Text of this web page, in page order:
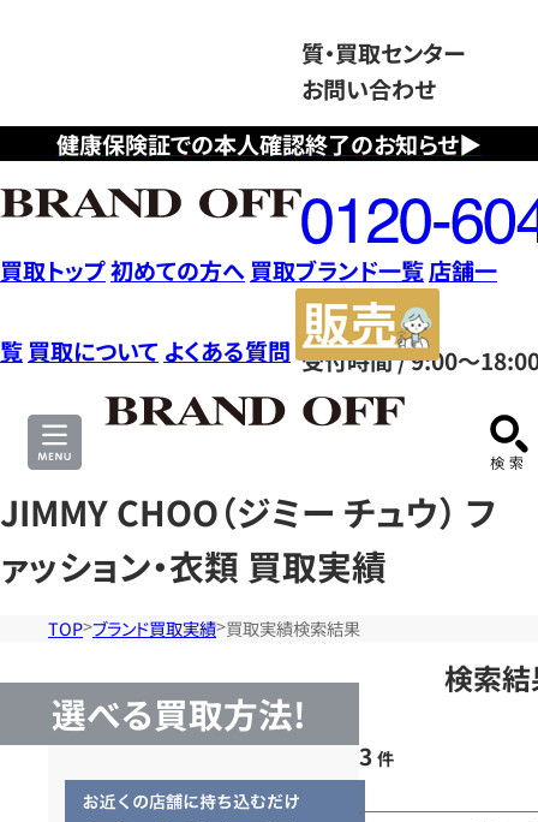
健康保険証での本人確認終了のお知らせ▶
質・買取センター
お問い合わせ
フ
リ
ー
ダ
イ
ヤ
ル
0120604117
受付時間 / 9:00～
買取トップ初めての方へ 買取ブランド一覧店舗一
覧 買取について よくある質問
サ
JIMMY CHOO（ジミー チュウ） フ
ァッション・衣類 買取実績
TOP ブランド買取実績 買取実績検索結果
選べる買取方法!
検索
3 件